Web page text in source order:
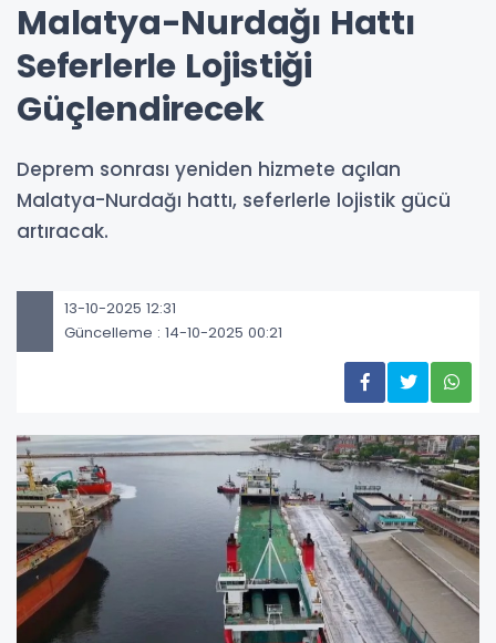
Malatya-Nurdağı Hattı
Seferlerle Lojistiği
Güçlendirecek
Deprem sonrası yeniden hizmete açılan
Malatya-Nurdağı hattı, seferlerle lojistik gücü
artıracak.
13-10-2025 12:31
Güncelleme : 14-10-2025 00:21